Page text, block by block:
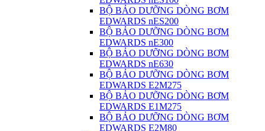
BỘ BẢO DƯỠNG DÒNG BƠM
EDWARDS nES200
BỘ BẢO DƯỠNG DÒNG BƠM
EDWARDS nE300
BỘ BẢO DƯỠNG DÒNG BƠM
EDWARDS nE630
BỘ BẢO DƯỠNG DÒNG BƠM
EDWARDS E2M275
BỘ BẢO DƯỠNG DÒNG BƠM
EDWARDS E1M275
BỘ BẢO DƯỠNG DÒNG BƠM
EDWARDS E2M80